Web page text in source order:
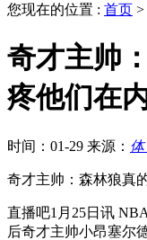
您现在的位置 : 首页 >
奇才主帅
疼他们在
时间：01-29 来源：
奇才主帅：森林狼真
直播吧1月25日讯
后奇才主帅小昂塞尔